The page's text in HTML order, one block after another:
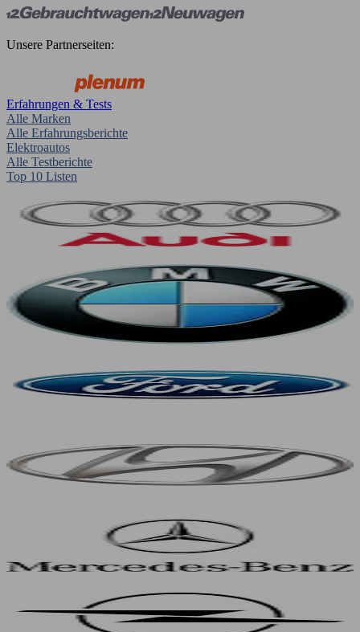
Unsere Partnerseiten:
Erfahrungen & Tests
Alle Marken
Alle Erfahrungsberichte
Elektroautos
Alle Testberichte
Top 10 Listen